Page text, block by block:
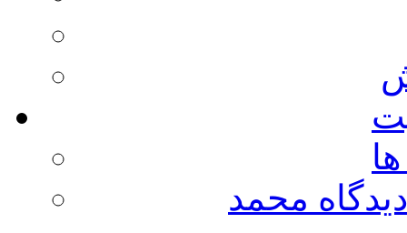
محمد